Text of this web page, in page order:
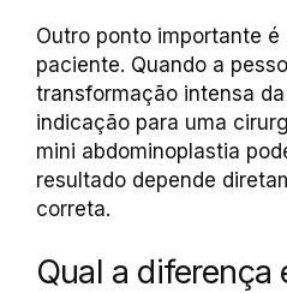
Outro ponto importante
paciente. Quando a
transformação intensa
indicação para uma
mini abdominoplastia
resultado depende
correta.
Qual a diferença